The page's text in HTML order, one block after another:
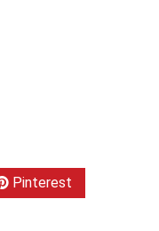
Pinterest